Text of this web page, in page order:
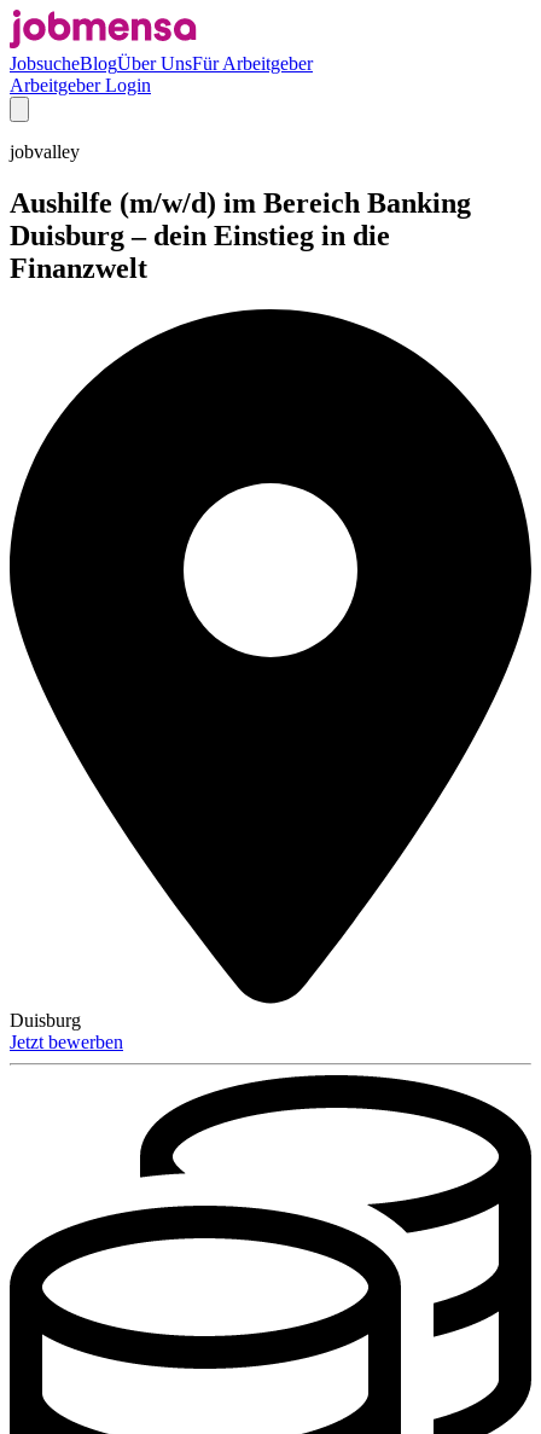
JobsucheBlogÜber UnsFür Arbeitgeber
Arbeitgeber Login
jobvalley
Aushilfe (m/w/d) im Bereich Banking
Duisburg – dein Einstieg in die
Finanzwelt
Duisburg
Jetzt bewerben